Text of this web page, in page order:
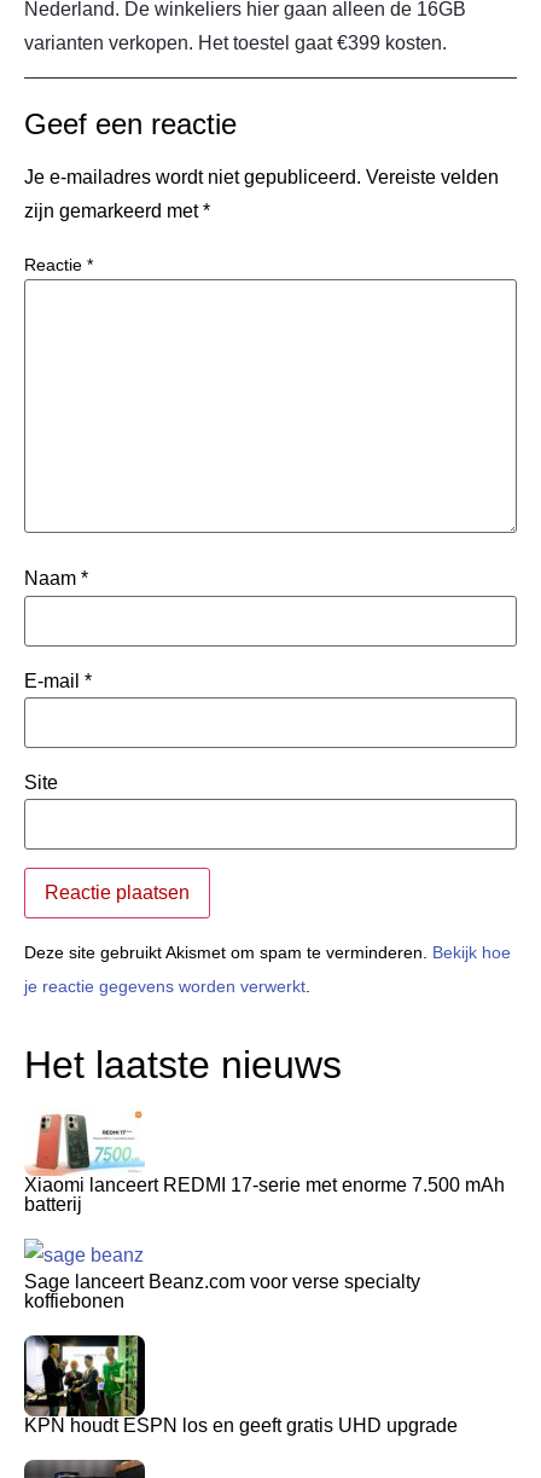
Nederland. De winkeliers hier gaan alleen de 16GB
varianten verkopen. Het toestel gaat €399 kosten.
Geef een reactie
Je e-mailadres wordt niet gepubliceerd. Vereiste velden
zijn gemarkeerd met*
Reactie *
Naam *
E-mail *
Site
Deze site gebruikt Akismet om spam te verminderen. Bekijk hoe
je reactie gegevens worden verwerkt.
Het laatste nieuws
Xiaomi lanceert REDMI 17-serie met enorme 7.500 mAh
batterij
Sage lanceert Beanz.com voor verse specialty
koffiebonen
KPN houdt ESPN los en geeft gratis UHD upgrade